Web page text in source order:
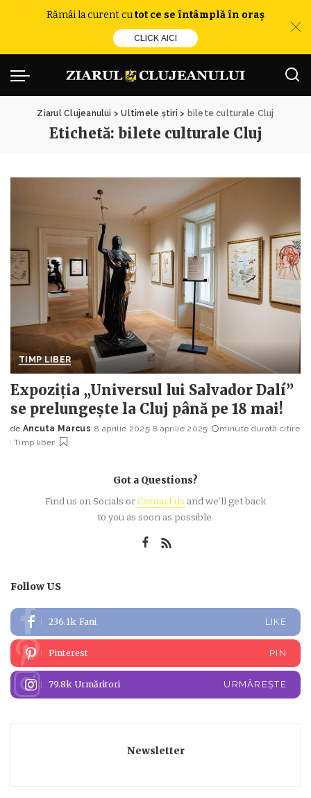
Rămâi la curent cutot ce se întâmplă în oraș
CLICK AICI
Ziarul Clujeanului >Ultimele știri > bilete culturale Cluj
Etichetă: bilete culturale Cluj
TIMP LIBER
Expoziția „Universul lui Salvador Dalí”
se prelungește la Cluj până pe 18 mai!
Posted
by
de Ancuta Marcus 8 aprilie 2025 8 aprilie 2025
minute durată citire
Timp liber
Got a Questions?
Find us on Socials orContact us and we’ll get back
to you as soon as possible.
Follow US
236.1k Fani LIKE
Pinterest PIN
79.8k Urmăritori URMĂREȘTE
Newsletter